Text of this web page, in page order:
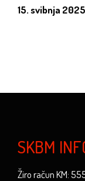
15. svibnja
SKBM
Žiro račun KM: